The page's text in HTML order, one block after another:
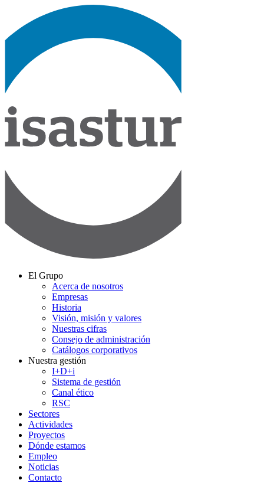
El Grupo
Acerca de nosotros
Empresas
Historia
Visión, misión y valores
Nuestras cifras
Consejo de administración
Catálogos corporativos
Nuestra gestión
I+D+i
Sistema de gestión
Canal ético
RSC
Sectores
Actividades
Proyectos
Dónde estamos
Empleo
Noticias
Contacto